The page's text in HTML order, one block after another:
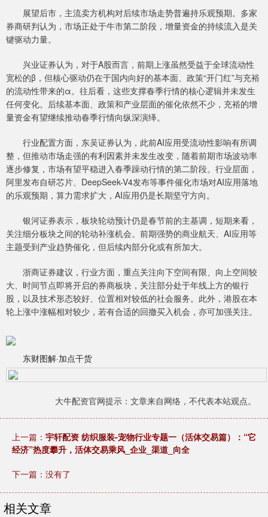
展望后市，主流卖方机构对后续市场走势普遍持乐观预期。多家
券商研判认为，市场正处于牛市第二阶段，增量资金的持续流入是关
键驱动力量。
兴业证券认为，对于A股而言，前期上涨虽然受益于全球流动性
宽松的β，但核心驱动仍在于国内向好的基本面、政策“开门红”与充裕
的流动性带来的α。往后看，这些支撑春季行情的核心逻辑并未发生
任何变化。后续基本面、政策和产业层面的催化依然不少，充裕的增
量资金有望继续推动春季行情向纵深演绎。
行业配置方面，东吴证券认为，此前AI应用受流动性影响有所调
整，但推动市场走强的有利因素并未发生改变，随着前期市场波动率
逐步修复，市场有望平稳进入春季躁动行情的第二阶段。行业层面，
阿里发布自研芯片、DeepSeek-V4发布等事件催化市场对AI应用落地
的乐观预期，算力需求扩大，AI应用仍是长期坚守方向。
银河证券表示，板块轮动预计仍是春节前的主基调，短期来看，
关注细分板块之间的轮动补涨机会。前期强势的商业航天、AI应用等
主题受到产业趋势催化，但后续内部分化或有所加大。
浙商证券建议，行业方面，重点关注向下空间有限、向上空间较
大、时间节点即将开启的券商板块，关注部分处于年线上方的银行
股，以及技术形态较好、位置相对较低的社会服务。此外，港股在本
轮上涨中涨幅相对较少，若有合适的回撤买入机会，亦可加强关注。
东财图解·加点干货
大牛配资官网提示：文章来自网络，不代表本站观点。
上一篇： 宇轩配资 纺织服装-宠物行业专题一（活体交易篇）：“它
经济”热度攀升，活体交易乘风_企业_渠道_向全
下一篇：没有了
相关文章